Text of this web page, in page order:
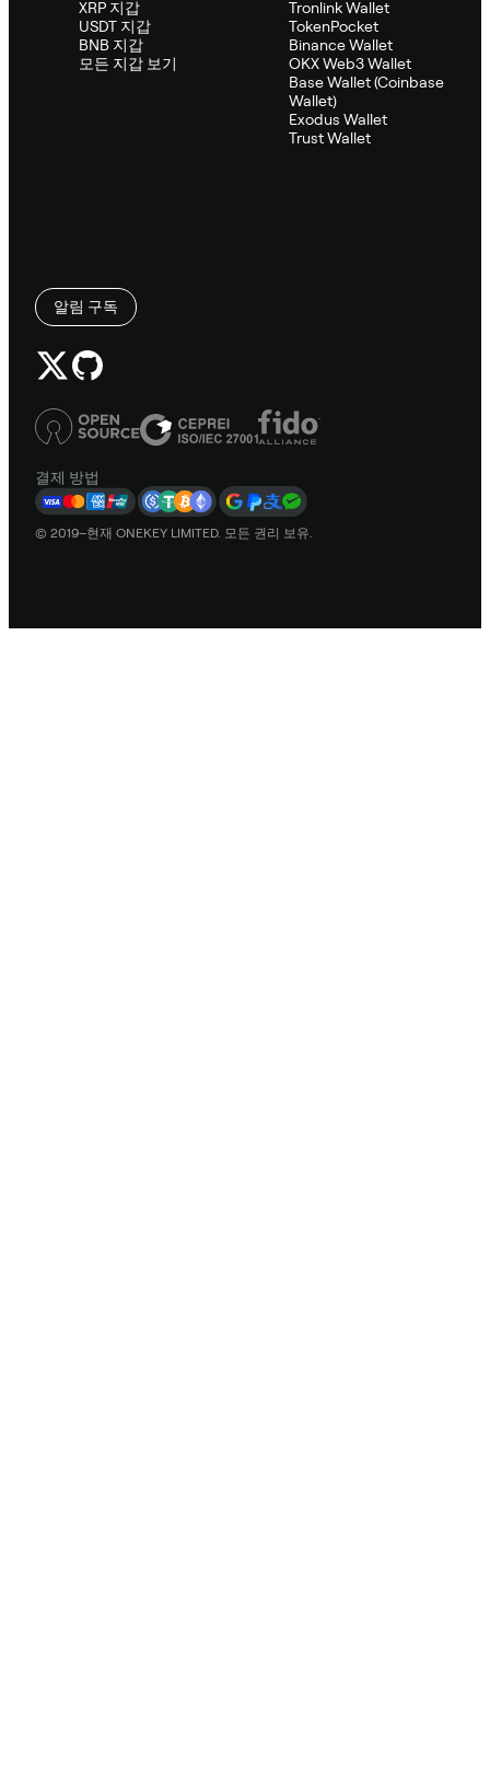
XRP 지갑
USDT 지갑
BNB 지갑
모든 지갑 보기
Tronlink Wallet
TokenPocket
Binance Wallet
OKX Web3 Wallet
Base Wallet (Coinbase
Wallet)
Exodus Wallet
Trust Wallet
알림 구독
결제 방법
© 2019–현재 ONEKEY LIMITED. 모든 권리 보유.